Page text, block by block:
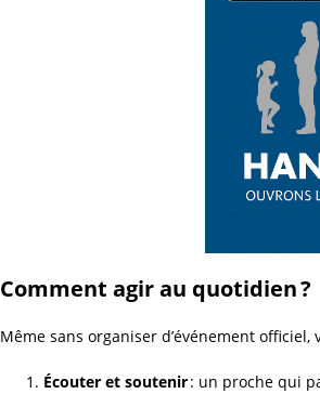
Comment agir au quotidien ?
Même sans organiser d’événement officiel,
Écouter et soutenir: un proche qui